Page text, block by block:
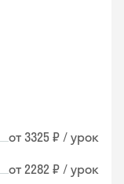
от 3325 ₽ / урок
от 2282 ₽ / урок